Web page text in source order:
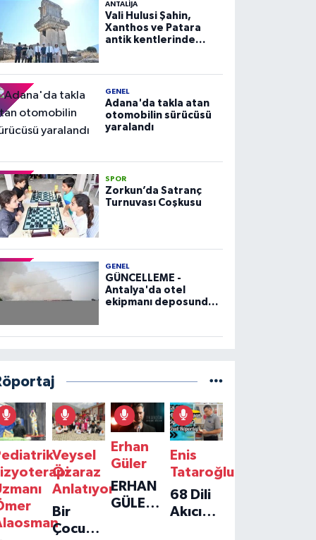
ANTALIJA
Vali Hulusi Şahin,
Xanthos ve Patara
antik kentlerinde
GENEL
Adana'da takla atan
otomobilin sürücüsü
yaralandı
SPOR
Zorkun’da Satranç
Turnuvası Coşkusu
GENEL
GÜNCELLEME -
Antalya'da otel
ekipmanı deposunda
Veysel
Özaraz
Anlatıyor
Bir
Çocuğun
Erhan
Güler
ERHAN
GÜLER'IN
Enis
Tataroğlu
68 Dili
Akıcı